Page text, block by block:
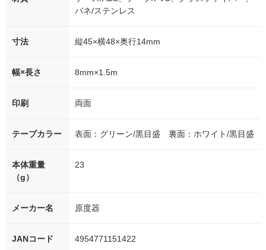
バネ/ステンレス
寸法 縦45×横48×奥行14mm
幅×長さ 8mm×1.5m
印刷 両面
テープカラー 表面：グリーン/黒目盛 裏面：ホワイト/黒目盛
本体重量
（g）
23
メーカー名 原度器
JANコード 4954771151422